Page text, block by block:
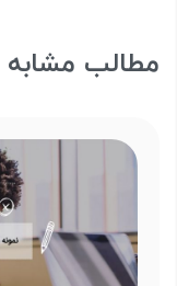
مطالب مشابه